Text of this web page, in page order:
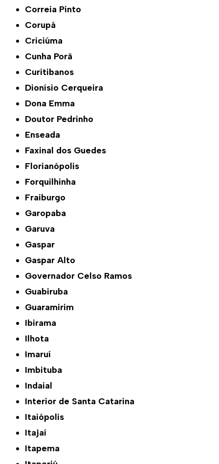
Correia Pinto
Corupá
Criciúma
Cunha Porã
Curitibanos
Dionísio Cerqueira
Dona Emma
Doutor Pedrinho
Enseada
Faxinal dos Guedes
Florianópolis
Forquilhinha
Fraiburgo
Garopaba
Garuva
Gaspar
Gaspar Alto
Governador Celso Ramos
Guabiruba
Guaramirim
Ibirama
Ilhota
Imaruí
Imbituba
Indaial
Interior de Santa Catarina
Itaiópolis
Itajaí
Itapema